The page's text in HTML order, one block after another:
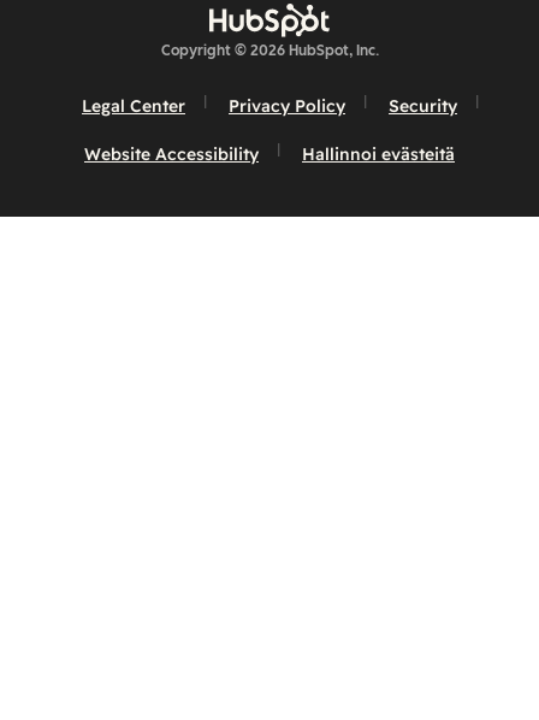
Copyright © 2026 HubSpot, Inc.
Legal Center Privacy Policy Security
Website Accessibility Hallinnoi evästeitä